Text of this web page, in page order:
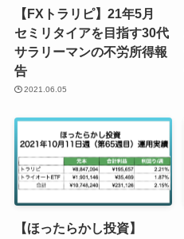
【FXトラリピ】21年5月
セミリタイアを目指す30代
サラリーマンの不労所得報
告
2021.06.05
【ほったらかし投資】